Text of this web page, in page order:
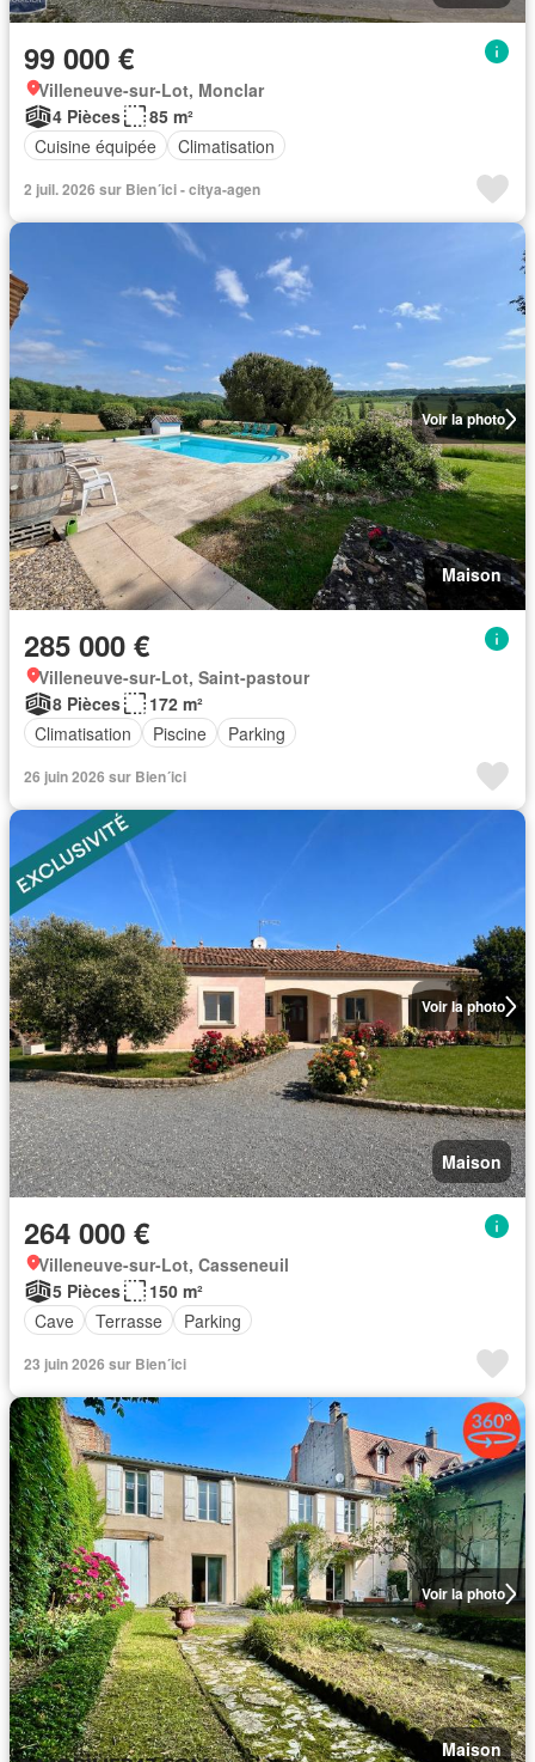
99 000 €
Villeneuve-sur-Lot, Monclar
4 Pièces
85 m²
Cuisine équipée
Climatisation
2 juil. 2026 sur Bien´ici - citya-agen
Voir la photo
Maison
285 000 €
Villeneuve-sur-Lot, Saint-pastour
8 Pièces
172 m²
Climatisation
Piscine Parking
26 juin 2026 sur Bien´ici
Voir la photo
Maison
264 000 €
Villeneuve-sur-Lot, Casseneuil
5 Pièces
150 m²
Cave
Terrasse Parking
23 juin 2026 sur Bien´ici
Voir la photo
Maison